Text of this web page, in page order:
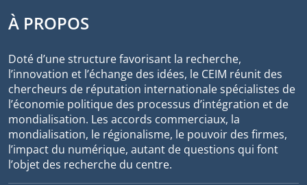
À PROPOS
Doté d’une structure favorisant la recherche,
l’innovation et l’échange des idées, le CEIM réunit des
chercheurs de réputation internationale spécialistes de
l’économie politique des processus d’intégration et de
mondialisation. Les accords commerciaux, la
mondialisation, le régionalisme, le pouvoir des firmes,
l’impact du numérique, autant de questions qui font
l’objet des recherche du centre.